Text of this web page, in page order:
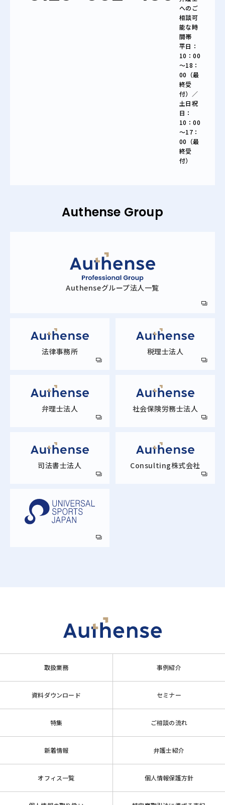
へのご
相談可
能な時
間帯
平日：
10：00
～18：
00（最
終受
付）／
土日祝
日：
10：00
～17：
00（最
終受
付）
Authense Group
Authenseグループ法人一覧
法律事務所 税理士法人
弁理士法人 社会保険労務士法人
司法書士法人 Consulting株式会社
取扱業務 事例紹介
資料ダウンロード セミナー
特集 ご相談の流れ
新着情報 弁護士紹介
オフィス一覧 個人情報保護方針